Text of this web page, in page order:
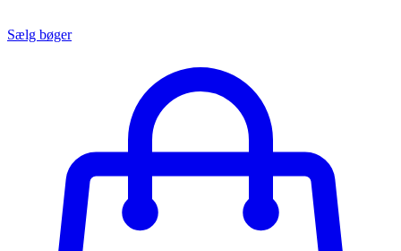
Sælg bøger